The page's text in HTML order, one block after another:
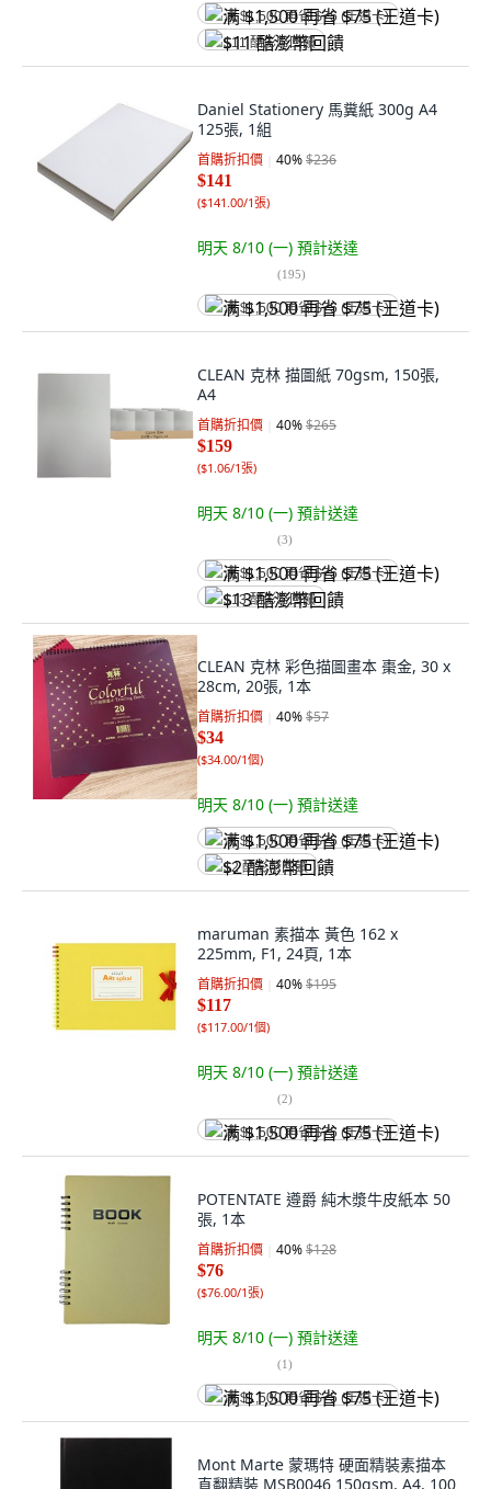
满 $1,500 再省 $75 (王道卡)
$11 酷澎幣回饋
Daniel Stationery 馬糞紙 300g A4
125張, 1組
首購折扣價 40%$236
$141
($141.00/1張)
明天 8/10 (一) 預計送達
(195)
满 $1,500 再省 $75 (王道卡)
CLEAN 克林 描圖紙 70gsm, 150張,
A4
首購折扣價 40%$265
$159
($1.06/1張)
明天 8/10 (一) 預計送達
(3)
满 $1,500 再省 $75 (王道卡)
$13 酷澎幣回饋
CLEAN 克林 彩色描圖畫本 棗金, 30 x
28cm, 20張, 1本
首購折扣價 40%$57
$34
($34.00/1個)
明天 8/10 (一) 預計送達
满 $1,500 再省 $75 (王道卡)
$2 酷澎幣回饋
maruman 素描本 黃色 162 x
225mm, F1, 24頁, 1本
首購折扣價 40%$195
$117
($117.00/1個)
明天 8/10 (一) 預計送達
(2)
满 $1,500 再省 $75 (王道卡)
POTENTATE 遵爵 純木漿牛皮紙本 50
張, 1本
首購折扣價 40%$128
$76
($76.00/1張)
明天 8/10 (一) 預計送達
(1)
满 $1,500 再省 $75 (王道卡)
Mont Marte 蒙瑪特 硬面精裝素描本
直翻精裝 MSB0046 150gsm, A4, 100